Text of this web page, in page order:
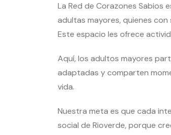
La Red de Corazones Sabios
adultas mayores, quienes
Este espacio les ofrece
Aquí, los adultos mayores
adaptadas y comparten
vida.
Nuestra meta es que cada
social de Rioverde, porque